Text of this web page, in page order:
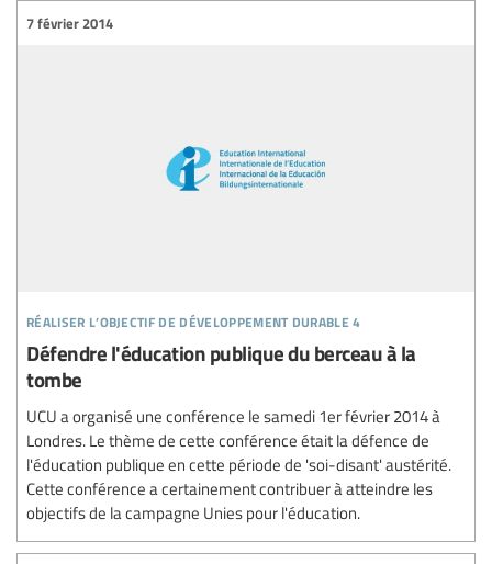
réaliser l’objectif de développement durable 4
7 février 2014
Défendre l'éducation publique du berceau à la
tombe
UCU a organisé une conférence le samedi 1er février 2014 à
Londres. Le thème de cette conférence était la défence de
l'éducation publique en cette période de 'soi-disant' austérité.
Cette conférence a certainement contribuer à atteindre les
objectifs de la campagne Unies pour l'éducation.